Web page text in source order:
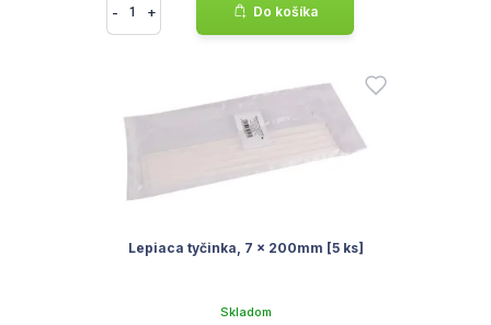
- + Do košíka
Lepiaca tyčinka, 7 x 200mm [5 ks]
Skladom